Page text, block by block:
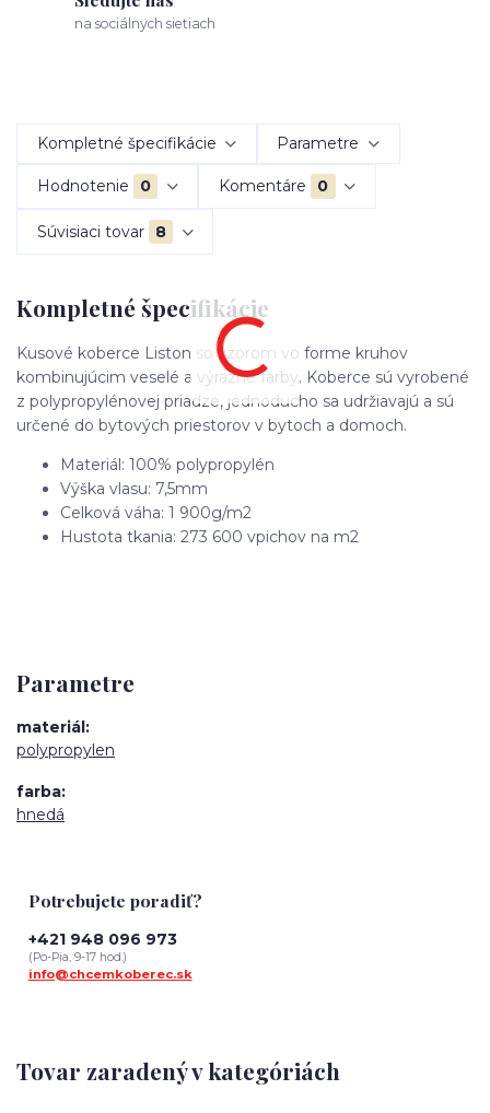
na sociálnych sietiach
Kompletné špecifikácie Parametre
Hodnotenie 0 Komentáre 0
Súvisiaci tovar 8
Kompletné špecifikácie
Kusové koberce Liston so vzorom vo forme kruhov
kombinujúcim veselé a výrazné farby. Koberce sú vyrobené
z polypropylénovej priadze, jednoducho sa udržiavajú a sú
určené do bytových priestorov v bytoch a domoch.
Materiál: 100% polypropylén
Výška vlasu: 7,5mm
Celková váha: 1 900g/m2
Hustota tkania: 273 600 vpichov na m2
Parametre
materiál
polypropylen
farba
hnedá
Tovar zaradený v kategóriách
Potrebujete poradiť?
+421 948 096 973
(Po-Pia, 9-17 hod.)
info@chcemkoberec.sk